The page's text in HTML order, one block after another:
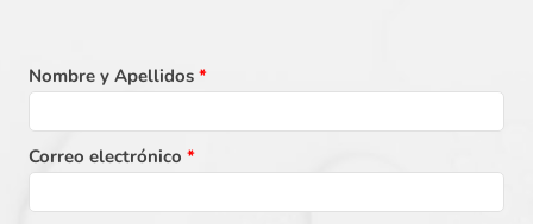
Lista
de
errores
Nombre y Apellidos*
Correo electrónico*